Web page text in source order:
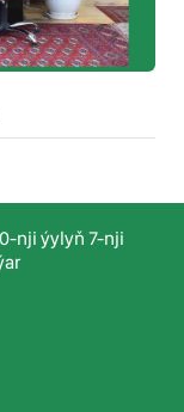
nji ýylyň 7-nji